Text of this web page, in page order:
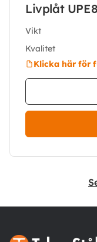
Livplåt
Vikt
Kvalitet
Klicka här för